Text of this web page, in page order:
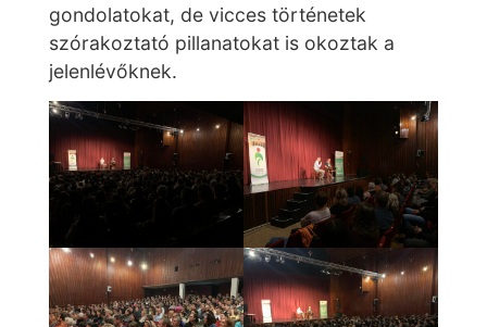
gondolatokat, de vicces történetek
szórakoztató pillanatokat is okoztak a
jelenlévőknek.